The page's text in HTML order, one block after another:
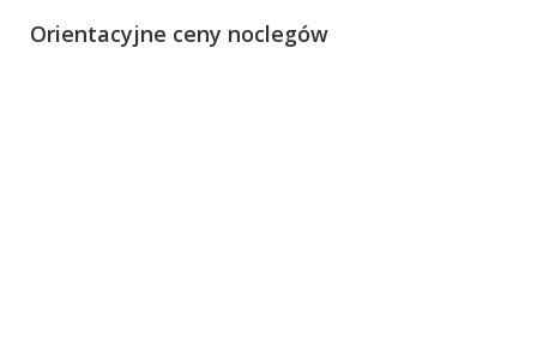
Orientacyjne ceny noclegów